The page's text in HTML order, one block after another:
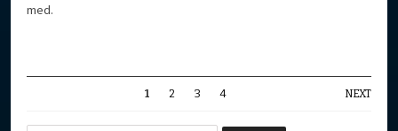
med.
1 2 3 4 NEXT